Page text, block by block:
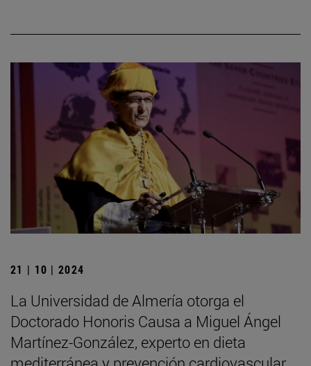
21 | 10 | 2024
La Universidad de Almería otorga el
Doctorado Honoris Causa a Miguel Ángel
Martínez-González, experto en dieta